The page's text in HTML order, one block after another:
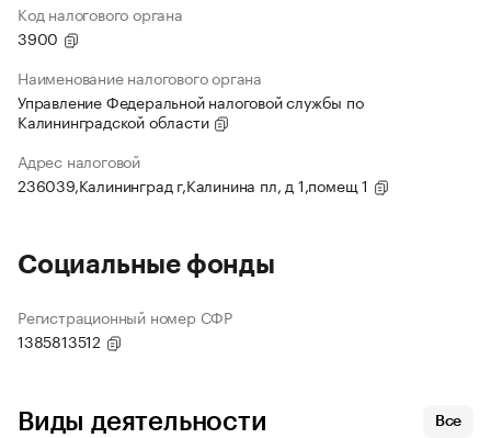
Код налогового органа
3900
Наименование налогового органа
Управление Федеральной налоговой службы по
Калининградской области
Адрес налоговой
236039,Калининград г,Калинина пл, д 1,помещ 1
Социальные фонды
Регистрационный номер СФР
1385813512
Виды деятельности Все